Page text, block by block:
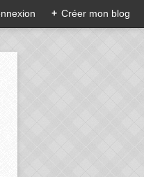
+ Créer mon blog